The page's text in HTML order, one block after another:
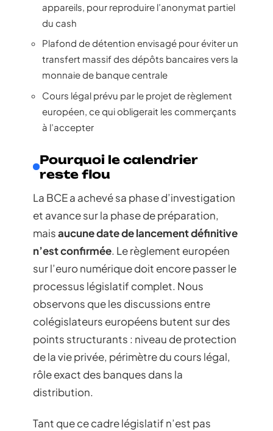
appareils, pour reproduire l’anonymat partiel
du cash
Plafond de détention envisagé pour éviter un
transfert massif des dépôts bancaires vers la
monnaie de banque centrale
Cours légal prévu par le projet de règlement
européen, ce qui obligerait les commerçants
à l’accepter
Pourquoi le calendrier
reste flou
La BCE a achevé sa phase d’investigation
et avance sur la phase de préparation,
maisaucune date de lancement définitive
n’est confirmée. Le règlement européen
sur l’euro numérique doit encore passer le
processus législatif complet. Nous
observons que les discussions entre
colégislateurs européens butent sur des
points structurants : niveau de protection
de la vie privée, périmètre du cours légal,
rôle exact des banques dans la
distribution.
Tant que ce cadre législatif n’est pas